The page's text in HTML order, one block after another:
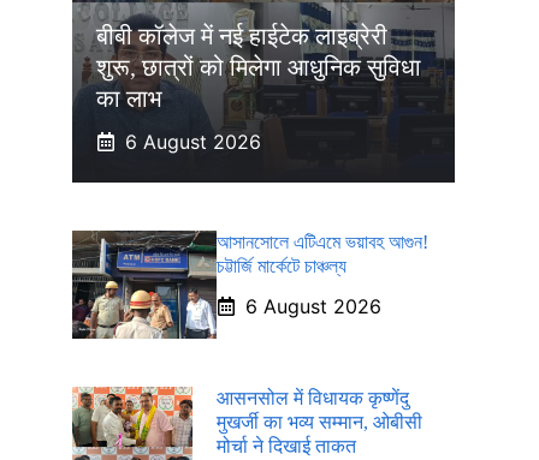
बीबी कॉलेज में नई हाईटेक लाइब्रेरी
शुरू, छात्रों को मिलेगा आधुनिक सुविधा
का लाभ
6 August 2026
আসানসোলে এটিএমে ভয়াবহ আগুন!
চট্টার্জি মার্কেটে চাঞ্চল্য
6 August 2026
आसनसोल में विधायक कृष्णेंदु
मुखर्जी का भव्य सम्मान, ओबीसी
मोर्चा ने दिखाई ताकत